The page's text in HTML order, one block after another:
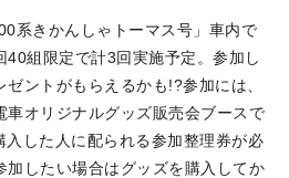
系きかんしゃトーマス号」車内で
組限定で計3回実施予定。参加し
ントがもらえるかも!?参加には、
車オリジナルグッズ販売会ブースで
した人に配られる参加整理券が必
加したい場合はグッズを購入してか